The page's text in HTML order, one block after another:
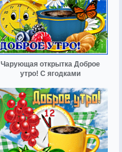
Чарующая открытка Доброе
утро! С ягодками